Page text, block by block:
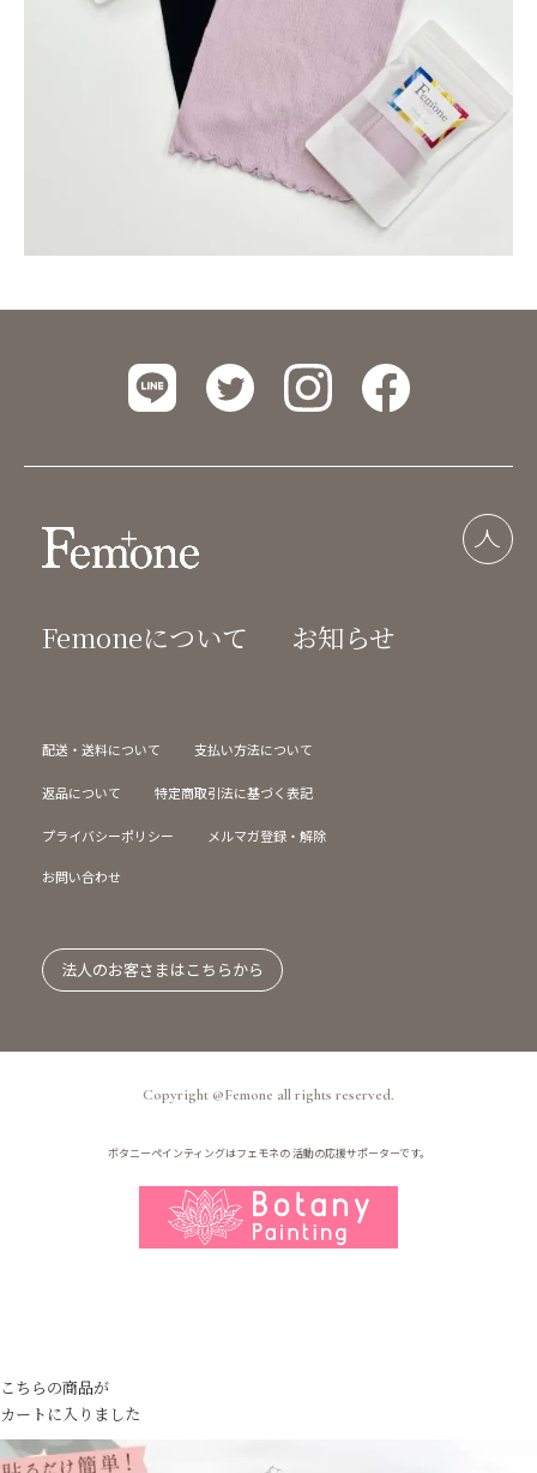
Femoneについて お知らせ
配送・送料について 支払い方法について
返品について 特定商取引法に基づく表記
プライバシーポリシー メルマガ登録・解除
お問い合わせ
法人のお客さまはこちらから
Copyright @Femone all rights reserved.
ボタニーペインティングはフェモネの活動の応援サポーターです。
こちらの商品が
カートに入りました